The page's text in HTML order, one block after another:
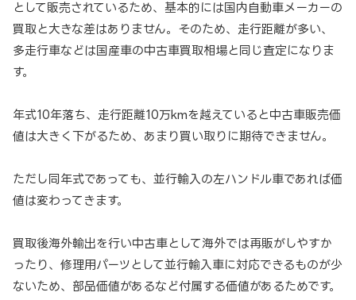
として販売されているため、基本的には国内自動車メーカーの
買取と大きな差はありません。そのため、走行距離が多い、
多走行車などは国産車の中古車買取相場と同じ査定になりま
す。
年式10年落ち、走行距離10万kmを越えていると中古車販売価
値は大きく下がるため、あまり買い取りに期待できません。
ただし同年式であっても、並行輸入の左ハンドル車であれば価
値は変わってきます。
買取後海外輸出を行い中古車として海外では再販がしやすか
ったり、修理用パーツとして並行輸入車に対応できるものが少
ないため、部品価値があるなど付属する価値があるためです。